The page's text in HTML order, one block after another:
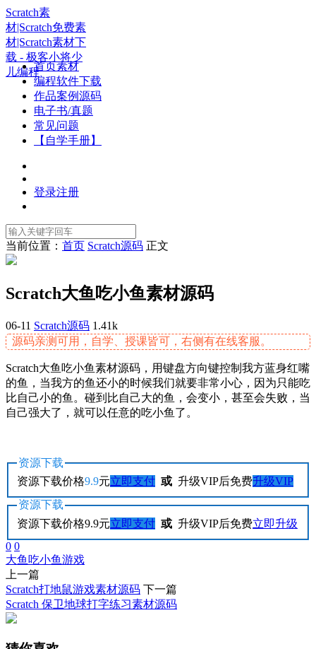
Scratch素
材|Scratch免费素
材|Scratch素材下
载 - 极客小将少
儿编程首页素材
编程软件下载
作品案例源码
电子书/真题
常见问题
【自学手册】
登录注册
当前位置： 首页 Scratch源码 正文
Scratch大鱼吃小鱼素材源码
06-11 Scratch源码 1.41k
源码亲测可用，自学、授课皆可，右侧有在线客服。
Scratch大鱼吃小鱼素材源码，用键盘方向键控制我方蓝身红嘴
的鱼，当我方的鱼还小的时候我们就要非常小心，因为只能吃
比自己小的鱼。碰到比自己大的鱼，会变小，甚至会失败，当
自己强大了，就可以任意的吃小鱼了。
资源下载
资源下载价格9.9元立即支付 或 升级VIP后免费升级VIP
资源下载
资源下载价格9.9元立即支付 或 升级VIP后免费立即升级
0 0
大鱼吃小鱼游戏
上一篇
Scratch打地鼠游戏素材源码 下一篇
Scratch 保卫地球打字练习素材源码